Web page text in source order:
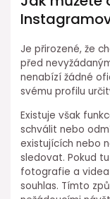
Je přirozené, že
před
nenabízí žádné
svému profilu
Existuje však
schválit nebo
existujících nebo
sledovat. Pokud
fotografie a
souhlas. Tímto